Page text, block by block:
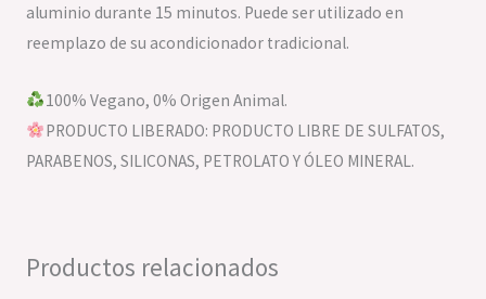
aluminio durante 15 minutos. Puede ser utilizado en
reemplazo de su acondicionador tradicional.
100% Vegano, 0% Origen Animal.
PRODUCTO LIBERADO: PRODUCTO LIBRE DE SULFATOS,
PARABENOS, SILICONAS, PETROLATO Y ÓLEO MINERAL.
Productos relacionados